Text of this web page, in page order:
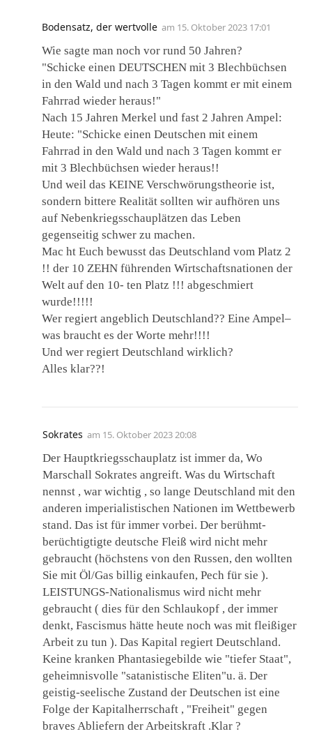
Bodensatz, der wertvolle am 15. Oktober 2023 17:01
Wie sagte man noch vor rund 50 Jahren?
"Schicke einen DEUTSCHEN mit 3 Blechbüchsen
in den Wald und nach 3 Tagen kommt er mit einem
Fahrrad wieder heraus!"
Nach 15 Jahren Merkel und fast 2 Jahren Ampel:
Heute: "Schicke einen Deutschen mit einem
Fahrrad in den Wald und nach 3 Tagen kommt er
mit 3 Blechbüchsen wieder heraus!!
Und weil das KEINE Verschwörungstheorie ist,
sondern bittere Realität sollten wir aufhören uns
auf Nebenkriegsschauplätzen das Leben
gegenseitig schwer zu machen.
Mac ht Euch bewusst das Deutschland vom Platz 2
!! der 10 ZEHN führenden Wirtschaftsnationen der
Welt auf den 10- ten Platz !!! abgeschmiert
wurde!!!!!
Wer regiert angeblich Deutschland?? Eine Ampel–
was braucht es der Worte mehr!!!!
Und wer regiert Deutschland wirklich?
Alles klar??!
Sokrates am 15. Oktober 2023 20:08
Der Hauptkriegsschauplatz ist immer da, Wo
Marschall Sokrates angreift. Was du Wirtschaft
nennst , war wichtig , so lange Deutschland mit den
anderen imperialistischen Nationen im Wettbewerb
stand. Das ist für immer vorbei. Der berühmt-
berüchtigtigte deutsche Fleiß wird nicht mehr
gebraucht (höchstens von den Russen, den wollten
Sie mit Öl/Gas billig einkaufen, Pech für sie ).
LEISTUNGS-Nationalismus wird nicht mehr
gebraucht ( dies für den Schlaukopf , der immer
denkt, Fascismus hätte heute noch was mit fleißiger
Arbeit zu tun ). Das Kapital regiert Deutschland.
Keine kranken Phantasiegebilde wie "tiefer Staat",
geheimnisvolle "satanistische Eliten"u. ä. Der
geistig-seelische Zustand der Deutschen ist eine
Folge der Kapitalherrschaft , "Freiheit" gegen
braves Abliefern der Arbeitskraft .Klar ?